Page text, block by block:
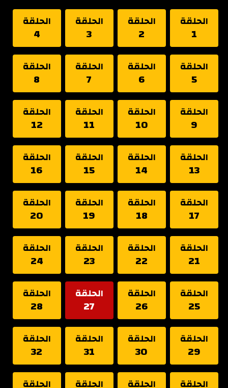
الحلقة
1
الحلقة
2
الحلقة
3
الحلقة
4
الحلقة
5
الحلقة
6
الحلقة
7
الحلقة
8
الحلقة
9
الحلقة
10
الحلقة
11
الحلقة
12
الحلقة
13
الحلقة
14
الحلقة
15
الحلقة
16
الحلقة
17
الحلقة
18
الحلقة
19
الحلقة
20
الحلقة
21
الحلقة
22
الحلقة
23
الحلقة
24
الحلقة
25
الحلقة
26
الحلقة
27
الحلقة
28
الحلقة
29
الحلقة
30
الحلقة
31
الحلقة
32
الحلقة الحلقة الحلقة الحلقة